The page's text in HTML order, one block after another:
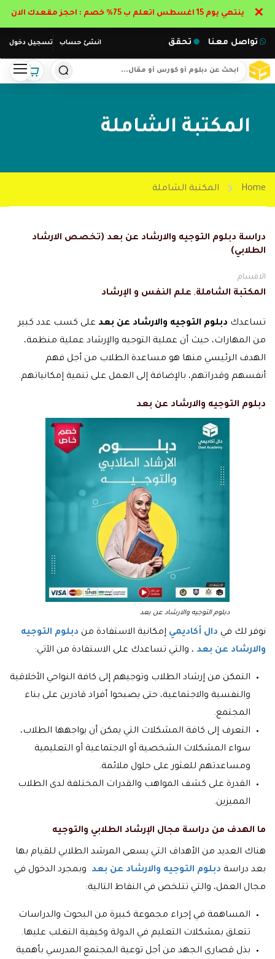
انشئ حساب تسجيل دخول تواصل معنا تحقق
المكتبة الشاملة
Home المكتبة الشاملة
دراسة دبلوم التوجيه والارشاد عن بعد (تخصص الارشاد
الطلابي)
الاقسام
المكتبة الشاملة, علم النفس و الإرشاد
تساعدك دبلوم التوجيه والارشاد عن بعد على كسب عدد كبير
من المهارات، حيث أن عملية التوجيه والإرشاد عملية منظمة،
الهدف الرئيسي منها هو مساعدة الطلاب من أجل فهم
أنفسهم وقدراتهم، بالإضافة إلى العمل على تنمية إمكانياتهم.
دبلوم التوجيه والارشاد عن بعد
دبلوم التوجيه والارشاد عن بعد
نوفر لك في دال أكاديمي إمكانية الاستفادة من دبلوم التوجيه
والارشاد عن بعد ، والتي تساعدك على الاستفادة من الآتي:
التمكن من إرشاد الطلاب وتوجيهم إلى كافة النواحي الأخلاقية
والنفسية والاجتماعية، حتى يصبحوا أفراد قادرين على بناء
المجتمع.
التعرف إلى كافة المشكلات التي يمكن أن يواجهها الطلاب،
سواء المشكلات الشخصية أو الاجتماعية أو التعليمية
ومساعدتهم للعثور على حلول ملائمة.
القدرة على كشف المواهب والقدرات المختلفة لدى الطلاب
المميزين.
ما الهدف من دراسة مجال الإرشاد الطلابي والتوجيه
هناك العديد من الأهداف التي يسعى المرشد الطلابي للقيام بها
بعد دراسة دبلوم التوجيه والارشاد عن بعد وبمجرد الدخول في
مجال العمل، والتي تتلخص في النقاط التالية:
المساهمة في إجراء مجموعة كبيرة من البحوث والدراسات
تتعلق بمشكلات التعليم في الدولة وكيفية التغلب عليها.
بذل قصارى الجهد من أجل توعية المجتمع المدرسي بأهمية
ينتهي يوم 15 اغسطس اتعلم ب 75% خصم : احجز مقعدك الان ✕